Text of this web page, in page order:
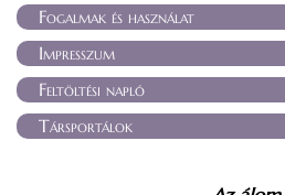
Fogalmak és használat
Impresszum
Feltöltési napló
Társportálok